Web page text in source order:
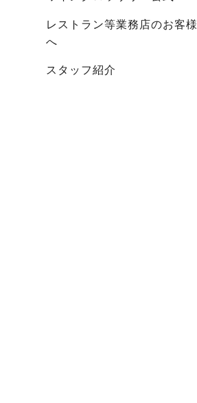
レストラン等業務店のお客様
へ
スタッフ紹介